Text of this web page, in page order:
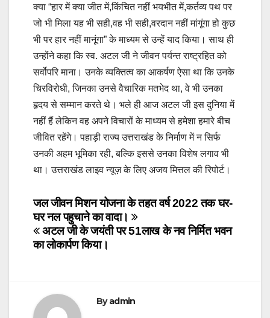
क्या “हार में क्या जीत में,किंचित नहीं भयभीत में,कर्तव्य पथ पर
जो भी मिला यह भी सही,वह भी सही,वरदान नहीं मांगूंगा हो कुछ
भी पर हार नहीं मानूंगा” के माध्यम से उन्हें याद किया। साथ ही
उन्होंने कहा कि स्व. अटल जी ने जीवन पर्यन्त राष्ट्रहित को
सर्वोपरि माना। उनके व्यक्तित्व का आकर्षण ऐसा था कि उनके
चिरविरोधी, जिनका उनसे वैचारिक मतभेद था, वे भी उनका
हृदय से सम्मान करते थे। भले ही आज अटल जी इस दुनिया में
नहीं हैं लेकिन वह अपने विचारों के माध्यम से हमेशा हमारे बीच
जीवित रहेंगे। पहाड़ी राज्य उत्तराखंड के निर्माण में न सिर्फ
उनकी अहम भूमिका रही, बल्कि इससे उनका विशेष लगाव भी
था। उत्तराखंड लाइव न्यूज़ के लिए अजय मित्तल की रिपोर्ट।
Post
navigation
जल जीवन मिशन योजना के तहत वर्ष 2022 तक घर-
घर नल पहुचाने का वादा।
अटल जी के जयंती पर 51लाख के नव निर्मित भवन
का लोकार्पण किया।
Byadmin